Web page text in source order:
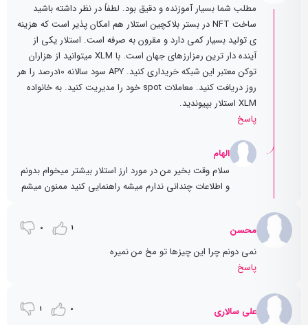
مطلب شما بسیار آموزنده و دقیق بود. لطفاً در نظر داشته باشید
ساخت NFT در بستر بلاکچین استلار هم امکان پذیر است که هزینه
ی تولید بسیار کمی دارد و مقرون به صرفه است. استلار یکی از
آینده دار ترین رمزارزهای جهان است. با XLM میتوانید از هزاران
توکن معتبر این شبکه خریداری کنید. APY سود سالانه 10درصد را هر
روز دریافت کنید. معاملات spot خود را مدیریت کنید. به خانواده
XLM استلار بپیوندید.
پاسخ
الهام
سلام وقت بخیر من در مورد ارز استلار بیشتر میخوام بدونم
و اطلاعات چندانی ندارم میشه راهنمایی کنید ممنون میشم
محسن 1
0
نمی دونم چرا این چیزها تو مخ من نمیره
پاسخ
علی سالاری 0
1